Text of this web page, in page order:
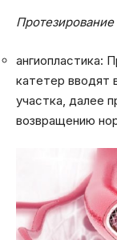
ангиопластика:
катетер вводят
участка, далее
возвращению